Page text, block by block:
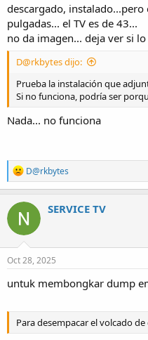
descargado,
pulgadas... el TV es de 43...
no da imagen... deja ver si
D@rkbytes dijo:
Prueba la instalación que
Si no funciona, podría ser
Nada... no funciona
R
e
a
c
t
i
o
n
s
D@rkbytes
SERVICE TV
Oct 28, 2025
untuk membongkar dump
Para desempacar el volcado de